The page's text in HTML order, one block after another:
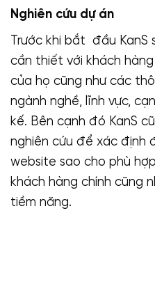
Nghiên cứu dự án
Trước khi bắt đầu KanS
cần thiết với khách
của họ cũng như các
ngành nghề, lĩnh vực,
kế. Bên cạnh đó KanS
nghiên cứu để xác định
website sao cho phù
khách hàng chính cũng
tiềm năng.